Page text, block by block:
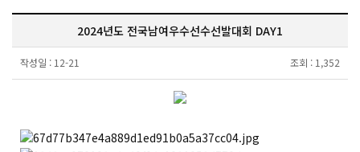
2024년도 전국남여우수선수선발대회 DAY1
작성일 : 12-21 조회 : 1,352